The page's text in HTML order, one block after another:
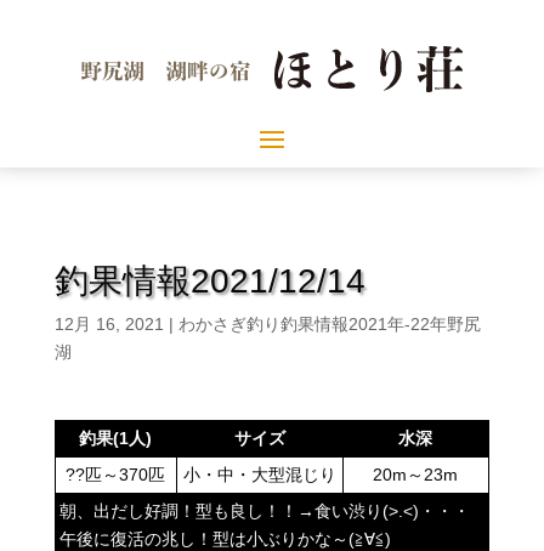
釣果情報2021/12/14
12月 16, 2021 | わかさぎ釣り釣果情報2021年-22年野尻
湖
釣果(1人) サイズ
水深
??匹～370匹
小・中・大型混じり
20m～23m
朝、出だし好調！型も良し！！→食い渋り(>.<)・・・
午後に復活の兆し！型は小ぶりかな～(≧∀≦)